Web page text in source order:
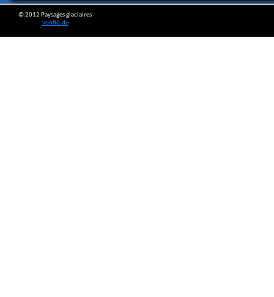
© 2012 Paysages glaciaires
vonfio.de